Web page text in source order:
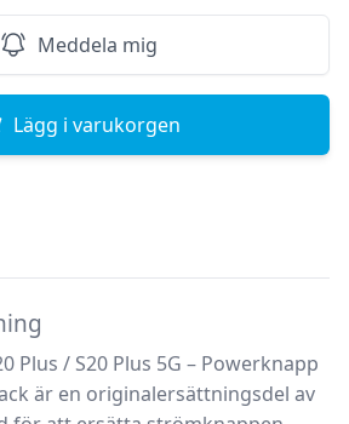
Meddela mig
Lägg i varukorgen
Plus / S20 Plus 5G – Powerknapp
är en originalersättningsdel av